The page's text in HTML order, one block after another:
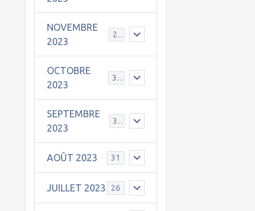
NOVEMBRE
2023
24
OCTOBRE
2023
31
SEPTEMBRE
2023
30
AOÛT 2023 31
JUILLET 2023 26